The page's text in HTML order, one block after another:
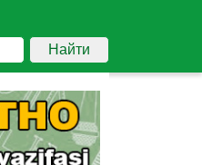
Найти